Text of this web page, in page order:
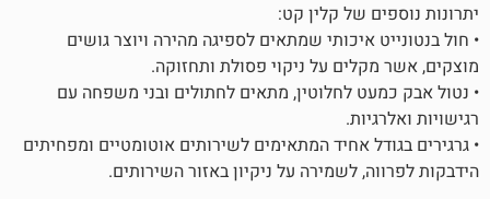
של קלין קט:
שמתאים לספיגה מהירה ויוצר גושים
על ניקוי פסולת ותחזוקה.
לחלוטין, מתאים לחתולים ובני משפחה עם
אחיד המתאימים לשירותים אוטומטיים ומפחיתים
לשמירה על ניקיון באזור השירותים.